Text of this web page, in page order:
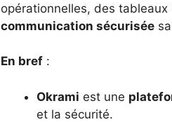
opérationnelles, des
communication sécurisée
En bref :
Okrami est une
et la sécurité.